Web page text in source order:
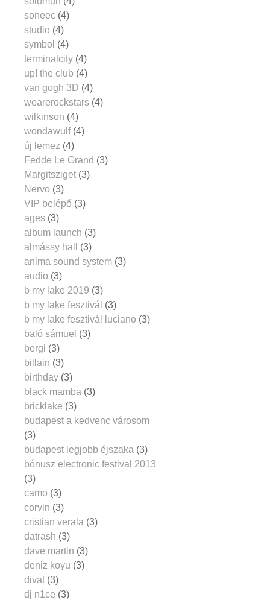
soneec (4)
studio (4)
symbol (4)
terminalcity (4)
up! the club (4)
van gogh 3D (4)
wearerockstars (4)
wilkinson (4)
wondawulf (4)
új lemez (4)
Fedde Le Grand (3)
Margitsziget (3)
Nervo (3)
VIP belépő (3)
ages (3)
album launch (3)
almássy hall
(3)
anima sound system (3)
audio (3)
b my lake 2019 (3)
b my lake fesztivál (3)
b my lake fesztivál luciano (3)
baló sámuel (3)
bergi (3)
billain (3)
birthday (3)
black mamba (3)
bricklake (3)
budapest a kedvenc városom
(3)
budapest legjobb éjszaka (3)
bónusz electronic festival 2013
(3)
camo (3)
corvin (3)
cristian verala (3)
datrash (3)
dave martin (3)
deniz koyu (3)
divat (3)
dj n1ce (3)